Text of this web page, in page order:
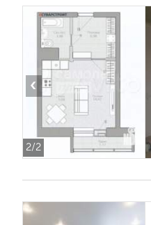
2/2
‹